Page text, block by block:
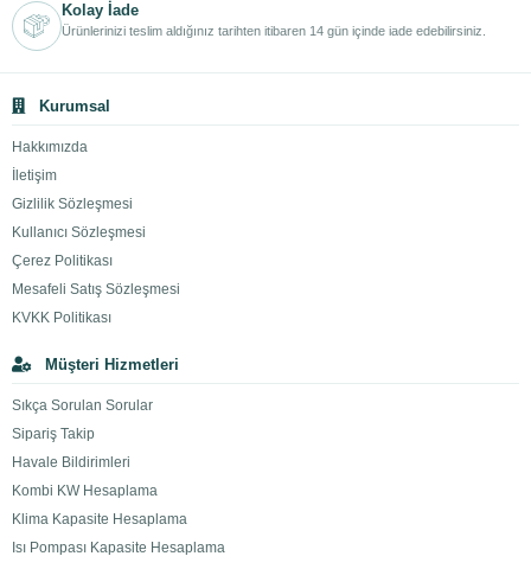
Kolay İade
Ürünlerinizi teslim aldığınız tarihten itibaren 14 gün içinde iade edebilirsiniz.
Kurumsal
Hakkımızda
İletişim
Gizlilik Sözleşmesi
Kullanıcı Sözleşmesi
Çerez Politikası
Mesafeli Satış Sözleşmesi
KVKK Politikası
Müşteri Hizmetleri
Sıkça Sorulan Sorular
Sipariş Takip
Havale Bildirimleri
Kombi KW Hesaplama
Klima Kapasite Hesaplama
Isı Pompası Kapasite Hesaplama